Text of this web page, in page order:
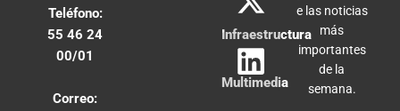
Teléfono:
55 46 24
00/01
Correo:
Infraestructura
Multimedia
e las noticias
más
importantes
de la
semana.